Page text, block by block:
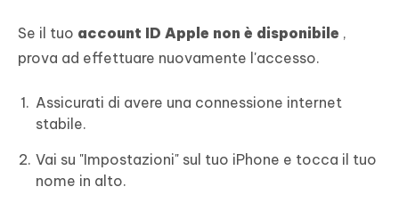
Se il tuo account ID Apple non è disponibile ,
prova ad effettuare nuovamente l'accesso.
Assicurati di avere una connessione internet
stabile.
Vai su "Impostazioni" sul tuo iPhone e tocca il tuo
nome in alto.